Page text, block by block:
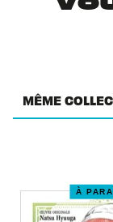
MÊME
À